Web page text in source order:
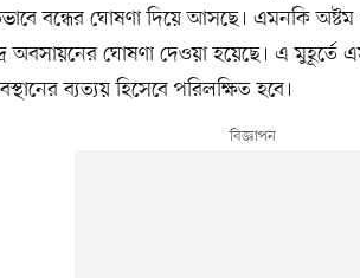
বন্ধের ঘোষণা দিয়ে আসছে। এমনকি অষ্টম
অবসায়নের ঘোষণা দেওয়া হয়েছে। এ মুহূর্তে
ব্যত্যয় হিসেবে পরিলক্ষিত হবে।